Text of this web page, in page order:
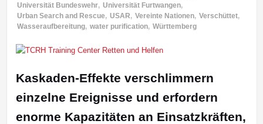
Universität Bundeswehr, Universität Furtwangen,
Urban Search and Rescue, USAR, Vereinte Nationen, Verschüttet,
Wasseraufbereitung, water purification, Württemberg
Kaskaden-Effekte verschlimmern
einzelne Ereignisse und erfordern
enorme Kapazitäten an Einsatzkräften,